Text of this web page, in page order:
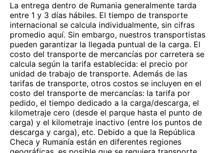
La entrega dentro de Rumania generalmente tarda
entre 1 y 3 días hábiles. El tiempo de transporte
internacional se calcula individualmente, sin cifras
promedio aquí. Sin embargo, nuestros transportistas
pueden garantizar la llegada puntual de la carga. El
costo del transporte de mercancías por carretera se
calcula según la tarifa establecida: el precio por
unidad de trabajo de transporte. Además de las
tarifas de transporte, otros costos se incluyen en el
costo del transporte de mercancías: la tarifa por
pedido, el tiempo dedicado a la carga/descarga, el
kilometraje cero (desde el parque hasta el punto de
carga) y el kilometraje inactivo (entre los puntos de
descarga y carga), etc. Debido a que la República
Checa y Rumanía están en diferentes regiones